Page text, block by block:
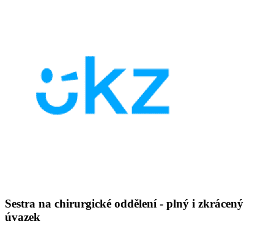
Sestra na chirurgické oddělení - plný i zkrácený
úvazek